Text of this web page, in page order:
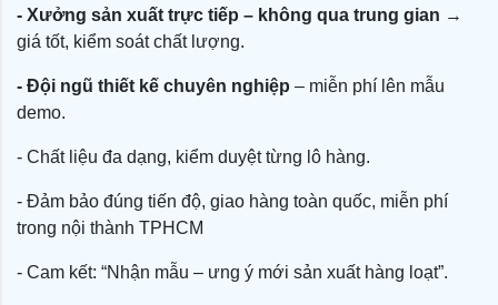
- Xưởng sản xuất trực tiếp – không qua trung gian →
giá tốt, kiểm soát chất lượng.
- Đội ngũ thiết kế chuyên nghiệp – miễn phí lên mẫu
demo.
- Chất liệu đa dạng, kiểm duyệt từng lô hàng.
- Đảm bảo đúng tiến độ, giao hàng toàn quốc, miễn phí
trong nội thành TPHCM
- Cam kết: “Nhận mẫu – ưng ý mới sản xuất hàng loạt”.